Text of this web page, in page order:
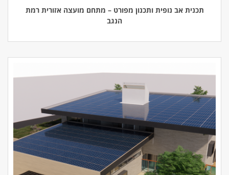
תכנית אב נופית ותכנון מפורט – מתחם מועצה אזורית רמת
הנגב